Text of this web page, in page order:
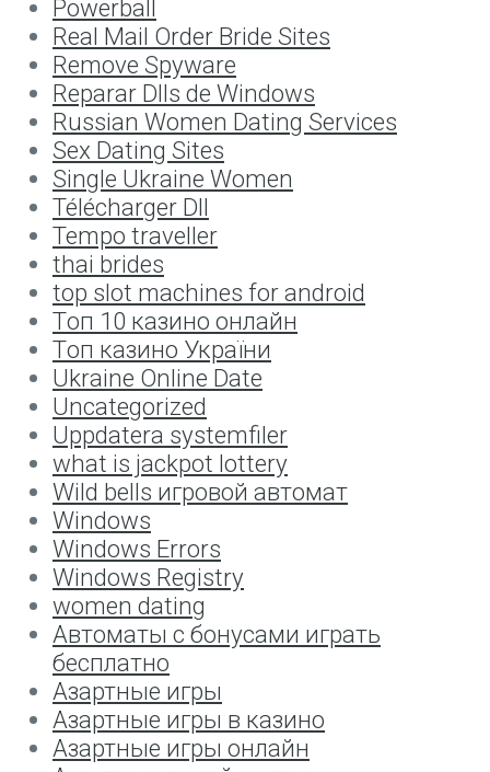
Powerball
Real Mail Order Bride Sites
Remove Spyware
Reparar Dlls de Windows
Russian Women Dating Services
Sex Dating Sites
Single Ukraine Women
Télécharger Dll
Tempo traveller
thai brides
top slot machines for android
Tоп 10 казино онлайн
Tоп казино України
Ukraine Online Date
Uncategorized
Uppdatera systemfiler
what is jackpot lottery
Wild bells игровой автомат
Windows
Windows Errors
Windows Registry
women dating
Автоматы с бонусами играть
бесплатно
Азартные игры
Азартные игры в казино
Азартные игры онлайн